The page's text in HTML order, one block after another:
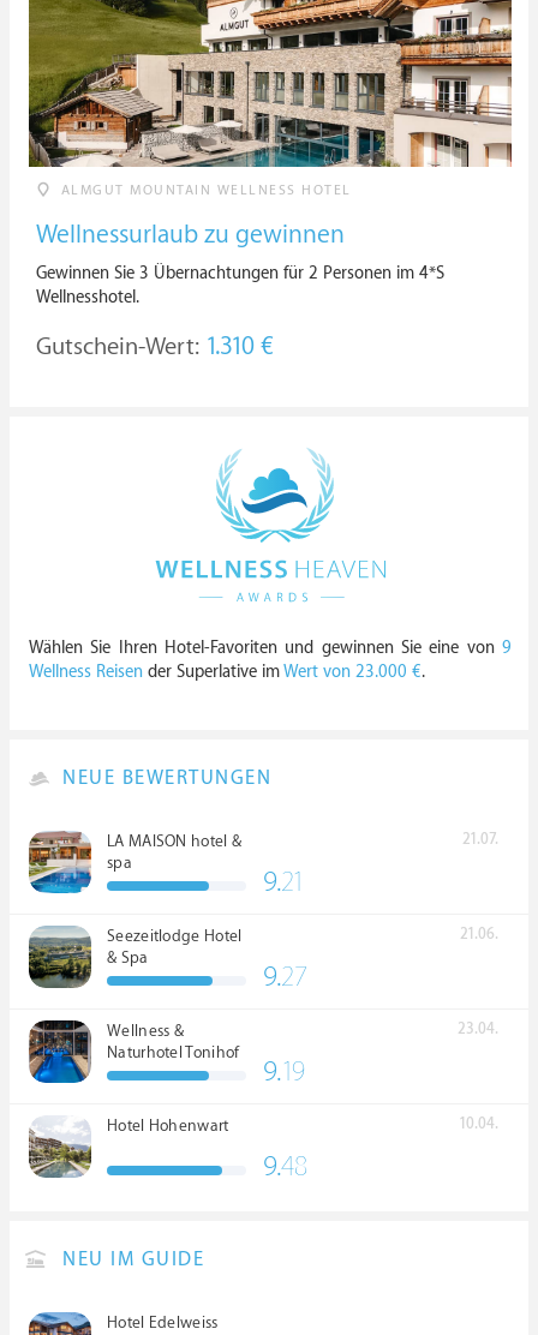
ALMGUT MOUNTAIN WELLNESS HOTEL
Wellnessurlaub zu gewinnen
Gewinnen Sie 3 Übernachtungen für 2 Personen im 4*S
Wellnesshotel.
Gutschein-Wert: 1.310 €
Wählen Sie Ihren Hotel-Favoriten und gewinnen Sie eine von 9
Wellness Reisen der Superlative imWert von 23.000 €.
NEUE BEWERTUNGEN
LA MAISON hotel &
spa
21.07.
9.21
Seezeitlodge Hotel
& Spa
21.06.
9.27
Wellness &
Naturhotel Tonihof
****S
23.04.
9.19
Hotel Hohenwart 10.04.
9.48
NEU IM GUIDE
Hotel Edelweiss